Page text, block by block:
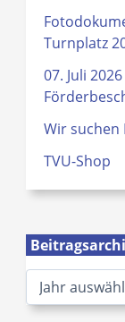
Turnplatz
07. Juli
Wir suchen
TVU-Shop
A